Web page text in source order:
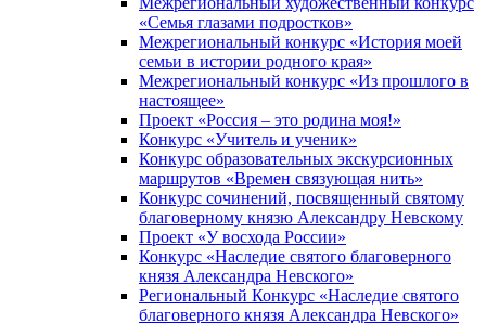
«Семья глазами подростков»
Межрегиональный конкурс «История моей
семьи в истории родного края»
Межрегиональный конкурс «Из прошлого в
настоящее»
Проект «Россия – это родина моя!»
Конкурс «Учитель и ученик»
Конкурс образовательных экскурсионных
маршрутов «Времен связующая нить»
Конкурс сочинений, посвященный святому
благоверному князю Александру Невскому
Проект «У восхода России»
Конкурс «Наследие святого благоверного
князя Александра Невского»
Региональный Конкурс «Наследие святого
благоверного князя Александра Невского»